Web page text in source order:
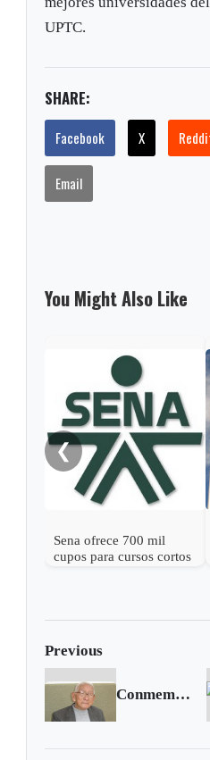
UPTC.
SHARE:
Facebook X
Email
You Might Also Like
❮
Sena ofrece 700 mil
cupos para cursos cortos
Previous
Conmemoran centenario del nacimiento de Eliécer Silva Celis